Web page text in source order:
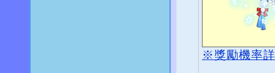
※獎勵機率